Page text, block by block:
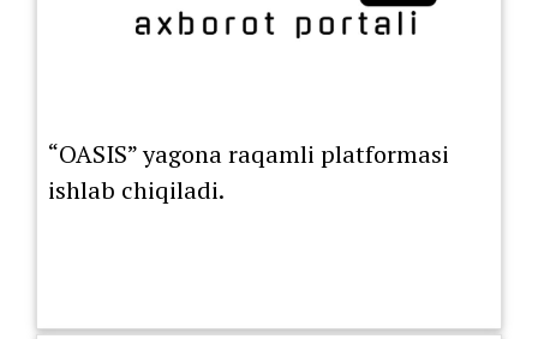
“OASIS” yagona raqamli platformasi
ishlab chiqiladi.